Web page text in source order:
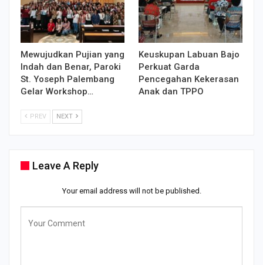
Mewujudkan Pujian yang
Indah dan Benar, Paroki
St. Yoseph Palembang
Gelar Workshop…
Keuskupan Labuan Bajo
Perkuat Garda
Pencegahan Kekerasan
Anak dan TPPO
PREV NEXT
Leave A Reply
Your email address will not be published.